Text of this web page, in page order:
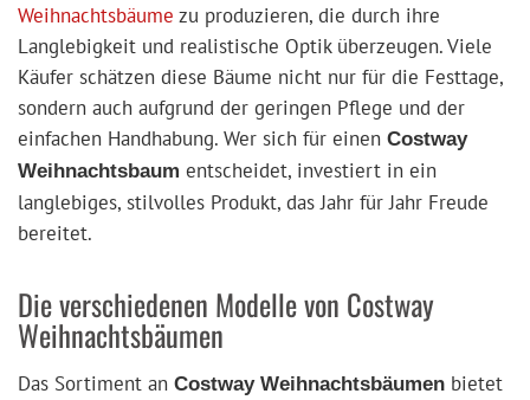
Weihnachtsbäume zu produzieren, die durch ihre
Langlebigkeit und realistische Optik überzeugen. Viele
Käufer schätzen diese Bäume nicht nur für die Festtage,
sondern auch aufgrund der geringen Pflege und der
einfachen Handhabung. Wer sich für einen Costway
Weihnachtsbaum entscheidet, investiert in ein
langlebiges, stilvolles Produkt, das Jahr für Jahr Freude
bereitet.
Die verschiedenen Modelle von Costway
Weihnachtsbäumen
Das Sortiment an Costway Weihnachtsbäumen bietet